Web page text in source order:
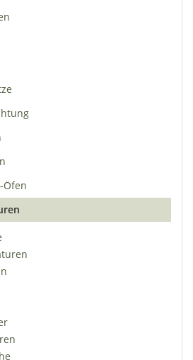
Öfen